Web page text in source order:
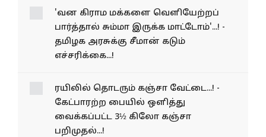
'வன கிராம மக்களை வெளியேற்றப்
பார்த்தால் சும்மா இருக்க மாட்டோம்'...! -
தமிழக அரசுக்கு சீமான் கடும்
எச்சரிக்கை...!
ரயிலில் தொடரும் கஞ்சா வேட்டை...! -
கேட்பாரற்ற பையில் ஒளித்து
வைக்கப்பட்ட 3½ கிலோ கஞ்சா
பறிமுதல்...!